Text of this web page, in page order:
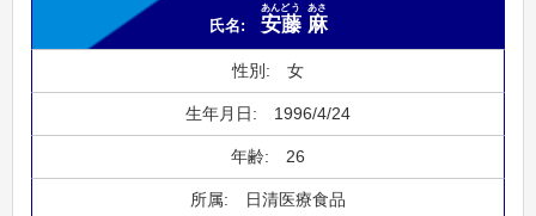
安藤
あんどう
麻
あさ
女
1996/4/24
26
日清医療食品